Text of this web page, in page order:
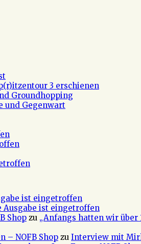
3 erschienen
Groundhopping
und Gegenwart
ist eingetroffen
Ausgabe ist eingetroffen
Shop zu „Anfangs hatten wir über
– NOFB Shop zu Interview mit